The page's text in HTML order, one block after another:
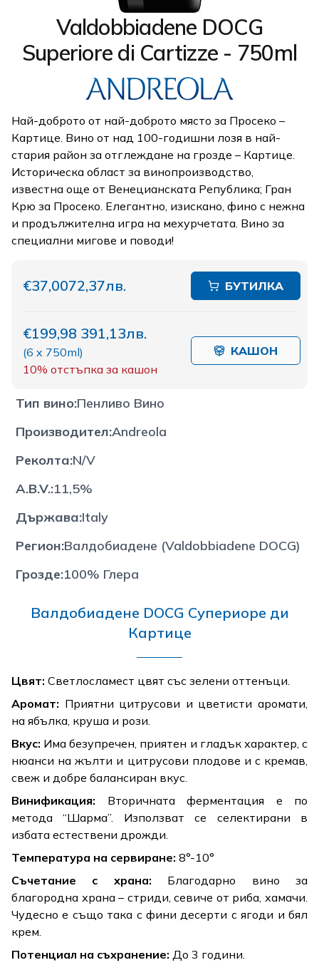
Valdobbiadene DOCG
Superiore di Cartizze - 750ml
Най-доброто от най-доброто място за Просеко –
Картице. Вино от над 100-годишни лозя в най-
стария район за отглеждане на грозде – Картице.
Историческа област за винопроизводство,
известна още от Венецианската Република; Гран
Крю за Просеко. Елегантно, изискано, фино с нежна
и продължителна игра на мехурчетата. Вино за
специални мигове и поводи!
€37,0072,37лв. БУТИЛКА
€199,98 391,13лв.
(6 x 750ml)
10% отстъпка за кашон
КАШОН
Тип вино:Пенливо Вино
Производител:Andreola
Реколта:N/V
A.B.V.:11,5%
Държава:Italy
Регион:Валдобиадене (Valdobbiadene DOCG)
Грозде:100% Глера
Валдобиадене DOCG Супериоре ди
Картице
Цвят: Светлосламест цвят със зелени оттенъци.
Аромат: Приятни цитрусови и цветисти аромати,
на ябълка, круша и рози.
Вкус: Има безупречен, приятен и гладък характер, с
нюанси на жълти и цитрусови плодове и с кремав,
свеж и добре балансиран вкус.
Винификация: Вторичната ферментация е по
метода “Шарма”. Използват се селектирани в
избата естествени дрожди.
Температура на сервиране: 8°-10°
Съчетание с храна: Благодарно вино за
благородна храна – стриди, севиче от риба, хамачи.
Чудесно е също така с фини десерти с ягоди и бял
крем.
Потенциал на съхранение: До 3 години.